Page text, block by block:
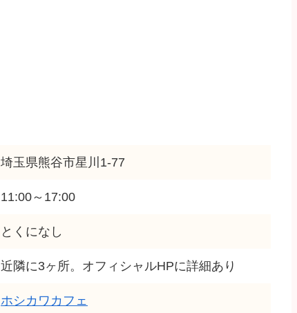
埼玉県熊谷市星川1-77
11:00～17:00
とくになし
近隣に3ヶ所。オフィシャルHPに詳細あり
ホシカワカフェ